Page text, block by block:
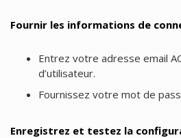
Fournir les informations de
Entrez votre adresse email
d’utilisateur.
Fournissez votre mot de
Enregistrez et testez la